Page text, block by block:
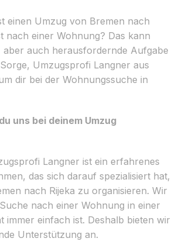
einen Umzug von Bremen nach
nach einer Wohnung? Das kann
aber auch herausfordernde Aufgabe
Umzugsprofi Langner aus
dir bei der Wohnungssuche in
uns bei deinem Umzug
Langner ist ein erfahrenes
das sich darauf spezialisiert hat,
nach Rijeka zu organisieren. Wir
nach einer Wohnung in einer
immer einfach ist. Deshalb bieten wir
Unterstützung an.